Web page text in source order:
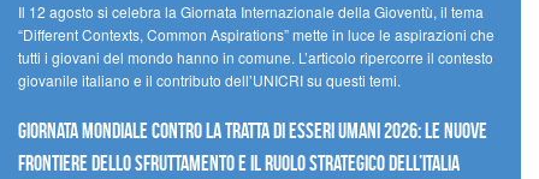
Il 12 agosto si celebra la Giornata Internazionale della Gioventù, il tema
“Different Contexts, Common Aspirations” mette in luce le aspirazioni che
tutti i giovani del mondo hanno in comune. L’articolo ripercorre il contesto
giovanile italiano e il contributo dell’UNICRI su questi temi.
GIORNATA MONDIALE CONTRO LA TRATTA DI ESSERI UMANI 2026: LE NUOVE
FRONTIERE DELLO SFRUTTAMENTO E IL RUOLO STRATEGICO DELL’ITALIA